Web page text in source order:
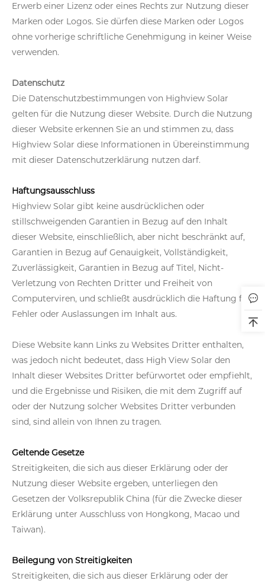
Erwerb einer Lizenz oder eines Rechts zur Nutzung dieser
Marken oder Logos. Sie dürfen diese Marken oder Logos
ohne vorherige schriftliche Genehmigung in keiner Weise
verwenden.
Datenschutz
Die Datenschutzbestimmungen von Highview Solar
gelten für die Nutzung dieser Website. Durch die Nutzung
dieser Website erkennen Sie an und stimmen zu, dass
Highview Solar diese Informationen in Übereinstimmung
mit dieser Datenschutzerklärung nutzen darf.
Haftungsausschluss
Highview Solar gibt keine ausdrücklichen oder
stillschweigenden Garantien in Bezug auf den Inhalt
dieser Website, einschließlich, aber nicht beschränkt auf,
Garantien in Bezug auf Genauigkeit, Vollständigkeit,
Zuverlässigkeit, Garantien in Bezug auf Titel, Nicht-
Verletzung von Rechten Dritter und Freiheit von
Computerviren, und schließt ausdrücklich die Haftung für
Fehler oder Auslassungen im Inhalt aus.
Diese Website kann Links zu Websites Dritter enthalten,
was jedoch nicht bedeutet, dass High View Solar den
Inhalt dieser Websites Dritter befürwortet oder empfiehlt,
und die Ergebnisse und Risiken, die mit dem Zugriff auf
oder der Nutzung solcher Websites Dritter verbunden
sind, sind allein von Ihnen zu tragen.
Geltende Gesetze
Streitigkeiten, die sich aus dieser Erklärung oder der
Nutzung dieser Website ergeben, unterliegen den
Gesetzen der Volksrepublik China (für die Zwecke dieser
Erklärung unter Ausschluss von Hongkong, Macao und
Taiwan).
Beilegung von Streitigkeiten
Streitigkeiten, die sich aus dieser Erklärung oder der